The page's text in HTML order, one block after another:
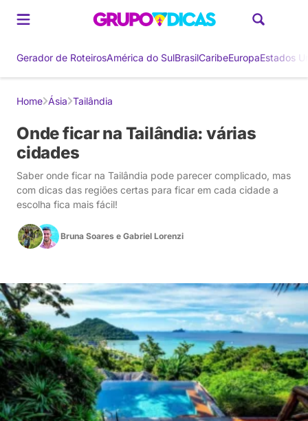
Gerador de RoteirosAmérica do SulBrasilCaribeEuropaEstados
Home Ásia Tailândia
Onde ficar na Tailândia: várias
cidades
Saber onde ficar na Tailândia pode parecer complicado, mas
com dicas das regiões certas para ficar em cada cidade a
escolha fica mais fácil!
Bruna Soares e Gabriel Lorenzi